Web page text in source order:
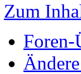
Zum
Foren-